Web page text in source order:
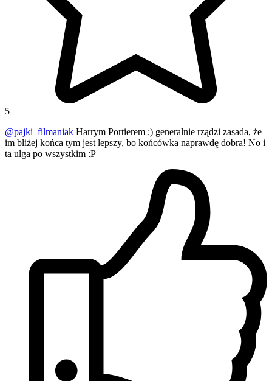
5
@pajki_filmaniak Harrym Portierem ;) generalnie rządzi zasada, że
im bliżej końca tym jest lepszy, bo końcówka naprawdę dobra! No i
ta ulga po wszystkim :P